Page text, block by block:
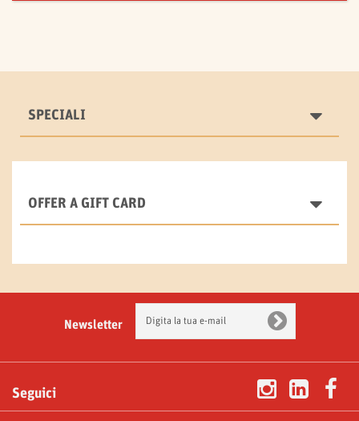
SPECIALI
OFFER A GIFT CARD
Newsletter
Seguici